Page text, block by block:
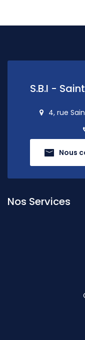
S.B.I -
4, rue
Nous
Nos Services